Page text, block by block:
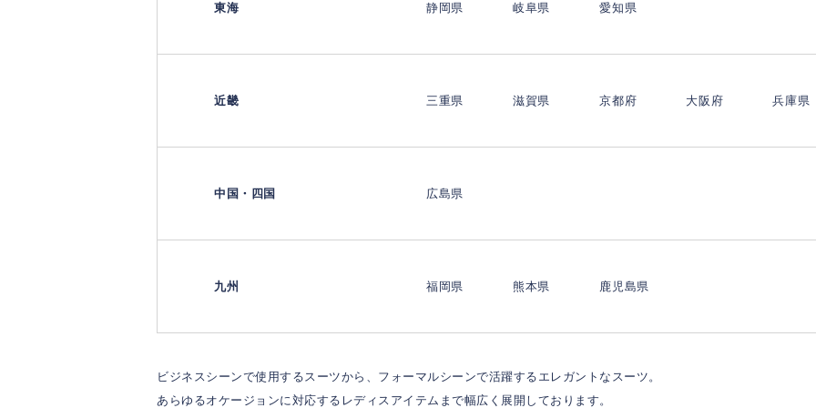
東海 静岡県 岐阜県 愛知県
近畿 三重県 滋賀県 京都府 大阪府 兵庫県
中国・四国 広島県
九州 福岡県 熊本県 鹿児島県
ビジネスシーンで使用するスーツから、フォーマルシーンで活躍するエレガントなスーツ。
あらゆるオケージョンに対応するレディスアイテムまで幅広く展開しております。